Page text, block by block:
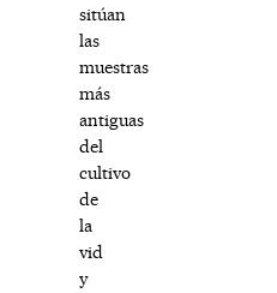
sitúan
las
muestras
más
antiguas
del
cultivo
de
la
vid
y